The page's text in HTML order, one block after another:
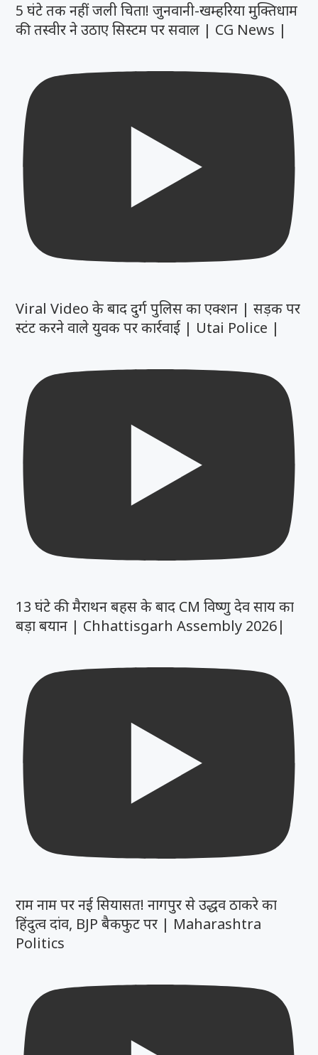
5 घंटे तक नहीं जली चिता! जुनवानी-खम्हरिया मुक्तिधाम
की तस्वीर ने उठाए सिस्टम पर सवाल | CG News |
Viral Video के बाद दुर्ग पुलिस का एक्शन | सड़क पर
स्टंट करने वाले युवक पर कार्रवाई | Utai Police |
13 घंटे की मैराथन बहस के बाद CM विष्णु देव साय का
बड़ा बयान | Chhattisgarh Assembly 2026|
राम नाम पर नई सियासत! नागपुर से उद्धव ठाकरे का
हिंदुत्व दांव, BJP बैकफुट पर | Maharashtra
Politics